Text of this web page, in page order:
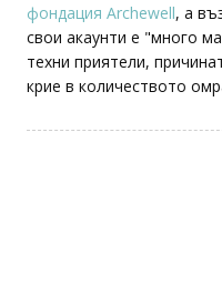
фондация Archewell, а
свои акаунти е "много
техни приятели,
крие в количеството